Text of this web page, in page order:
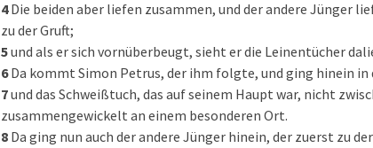
4Die beiden aber liefen zusammen, und der andere Jünger
zu der Gruft;
5und als er sich vornüberbeugt, sieht er die Leinentücher
6Da kommt Simon Petrus, der ihm folgte, und ging hinein
7und das Schweißtuch, das auf seinem Haupt war, nicht
zusammengewickelt an einem besonderen Ort.
8 Da ging nun auch der andere Jünger hinein, der zuerst zu